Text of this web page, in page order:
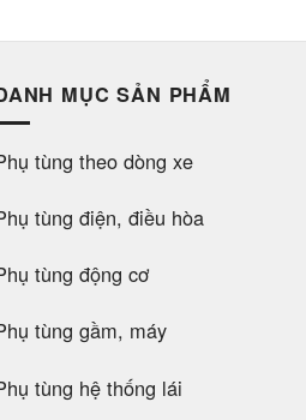
MỤC SẢN PHẨM
tùng theo dòng xe
tùng điện, điều hòa
tùng động cơ
tùng gầm, máy
tùng hệ thống lái